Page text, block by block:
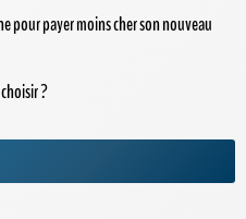
pour payer moins cher son nouveau
?